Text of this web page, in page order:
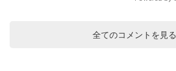
全てのコメントを見る